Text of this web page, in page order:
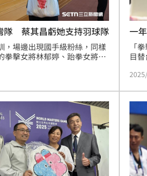
粉絲跨海追星吃美食！ 18:15
隊 蔡其昌虧她支持羽球隊
，場邊出現國手級粉絲，同樣
拳擊女將林郁婷、跆拳女將羅
》，21日特地化身應援團來
一
「
目
好幾
沛
願